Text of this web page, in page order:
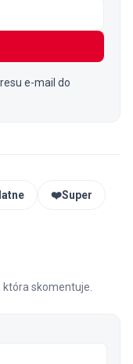
e-mail do
❤️Super
skomentuje.